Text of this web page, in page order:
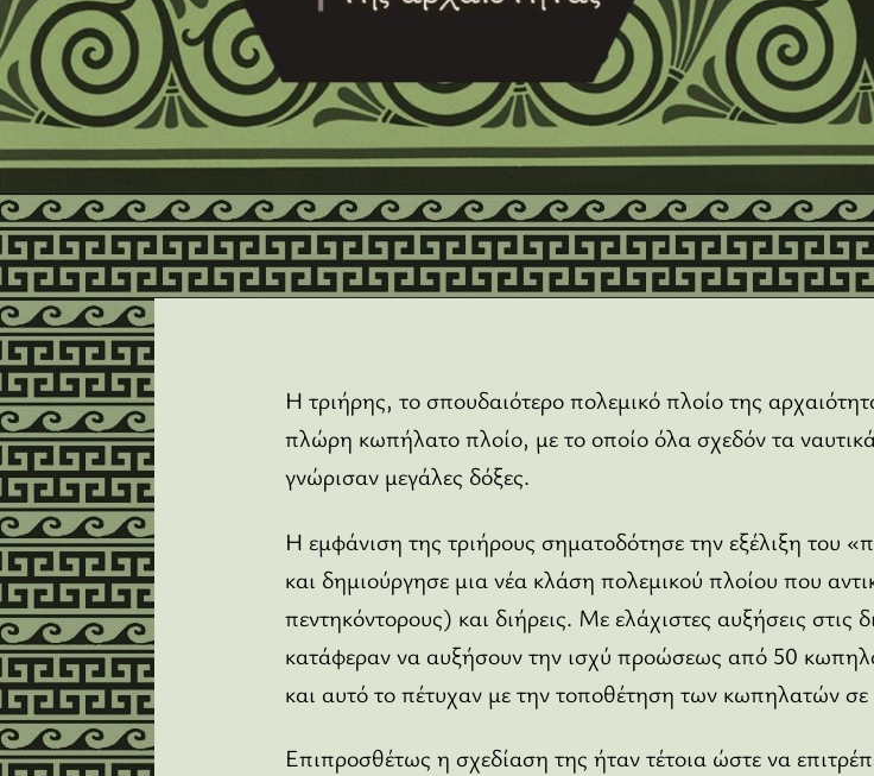
Η τριήρης, το σπουδαιότερο πολεμικό πλοίο της
πλώρη κωπήλατο πλοίο, με το οποίο όλα σχεδόν τα
γνώρισαν μεγάλες δόξες.
Η εμφάνιση της τριήρους σηματοδότησε την εξέλιξη του
και δημιούργησε μια νέα κλάση πολεμικού πλοίου που
πεντηκόντορους) και διήρεις. Με ελάχιστες αυξήσεις στις
κατάφεραν να αυξήσουν την ισχύ προώσεως από 50
και αυτό το πέτυχαν με την τοποθέτηση των κωπηλατών σε
Επιπροσθέτως η σχεδίαση της ήταν τέτοια ώστε να